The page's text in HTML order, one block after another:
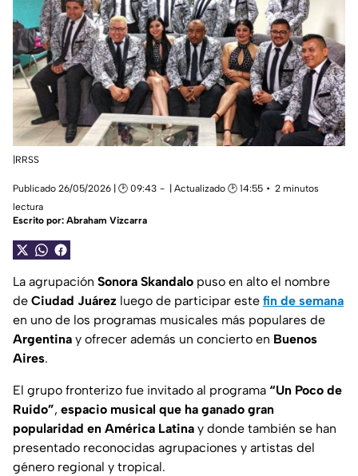
|RRSS
Publicado 26/05/2026 | 🕑 09:43 | Actualizado 🕑 14:55
2 minutos
lectura
Escrito por: Abraham Vizcarra
La agrupación Sonora Skandalo puso en alto el nombre
de Ciudad Juárez luego de participar este fin de semana
en uno de los programas musicales más populares de
Argentina y ofrecer además un concierto en Buenos
Aires.
El grupo fronterizo fue invitado al programa “Un Poco de
Ruido”, espacio musical que ha ganado gran
popularidad en América Latina y donde también se han
presentado reconocidas agrupaciones y artistas del
género regional y tropical.